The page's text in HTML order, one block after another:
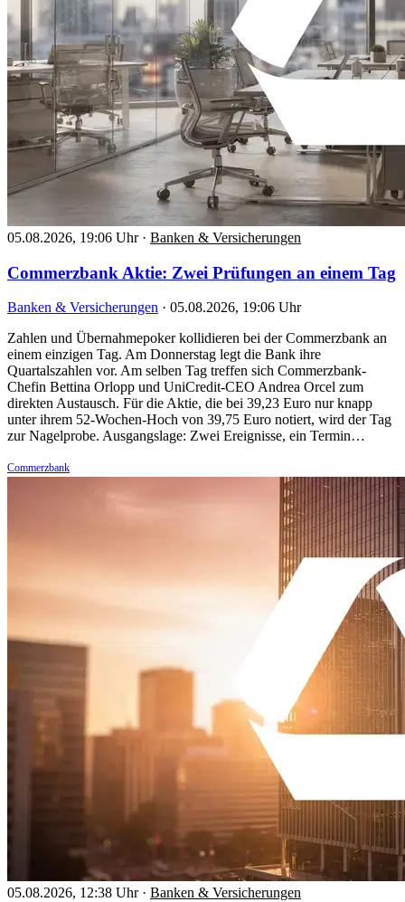
05.08.2026, 19:06 Uhr · Banken & Versicherungen
Commerzbank Aktie: Zwei Prüfungen an einem Tag
Banken & Versicherungen · 05.08.2026, 19:06 Uhr
Zahlen und Übernahmepoker kollidieren bei der Commerzbank an
einem einzigen Tag. Am Donnerstag legt die Bank ihre
Quartalszahlen vor. Am selben Tag treffen sich Commerzbank-
Chefin Bettina Orlopp und UniCredit-CEO Andrea Orcel zum
direkten Austausch. Für die Aktie, die bei 39,23 Euro nur knapp
unter ihrem 52-Wochen-Hoch von 39,75 Euro notiert, wird der Tag
zur Nagelprobe. Ausgangslage: Zwei Ereignisse, ein Termin…
Commerzbank
05.08.2026, 12:38 Uhr · Banken & Versicherungen